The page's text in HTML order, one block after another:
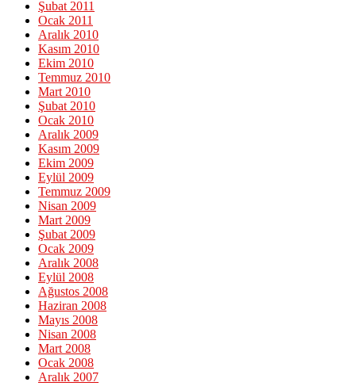
Şubat 2011
Ocak 2011
Aralık 2010
Kasım 2010
Ekim 2010
Temmuz 2010
Mart 2010
Şubat 2010
Ocak 2010
Aralık 2009
Kasım 2009
Ekim 2009
Eylül 2009
Temmuz 2009
Nisan 2009
Mart 2009
Şubat 2009
Ocak 2009
Aralık 2008
Eylül 2008
Ağustos 2008
Haziran 2008
Mayıs 2008
Nisan 2008
Mart 2008
Ocak 2008
Aralık 2007